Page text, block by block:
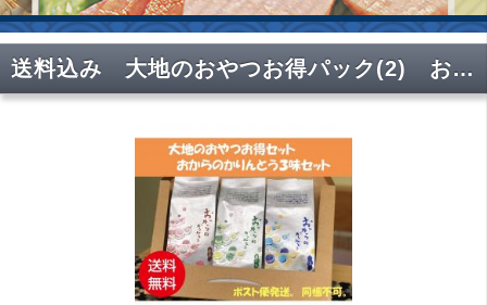
送料込み 大地のおやつお得パック(2) おからかりんとう3味セット ポスト便 同梱包不可 無添加おや